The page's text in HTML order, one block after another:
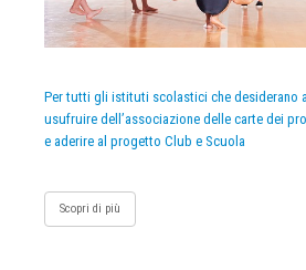
Per tutti gli istituti scolastici che desiderano
usufruire dell’associazione delle carte dei
e aderire al progetto Club e Scuola
Scopri di più